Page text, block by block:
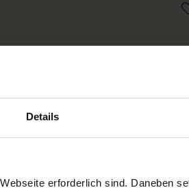
Details
erforderlich sind. Daneben